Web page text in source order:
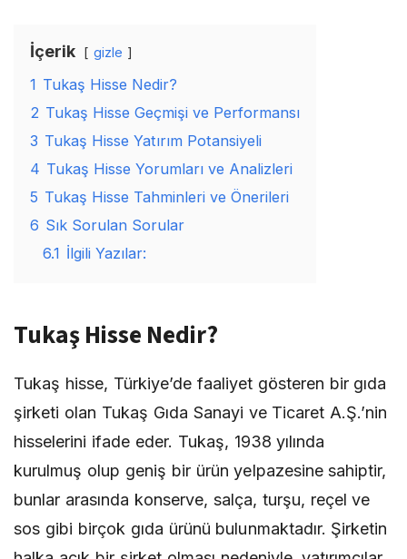
İçerik gizle
1 Tukaş Hisse Nedir?
2 Tukaş Hisse Geçmişi ve Performansı
3 Tukaş Hisse Yatırım Potansiyeli
4 Tukaş Hisse Yorumları ve Analizleri
5 Tukaş Hisse Tahminleri ve Önerileri
6 Sık Sorulan Sorular
6.1 İlgili Yazılar:
Tukaş Hisse Nedir?
Tukaş hisse, Türkiye’de faaliyet gösteren bir gıda
şirketi olan Tukaş Gıda Sanayi ve Ticaret A.Ş.’nin
hisselerini ifade eder. Tukaş, 1938 yılında
kurulmuş olup geniş bir ürün yelpazesine sahiptir,
bunlar arasında konserve, salça, turşu, reçel ve
sos gibi birçok gıda ürünü bulunmaktadır. Şirketin